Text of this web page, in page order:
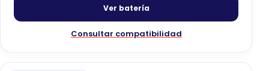
Ver batería
Consultar compatibilidad